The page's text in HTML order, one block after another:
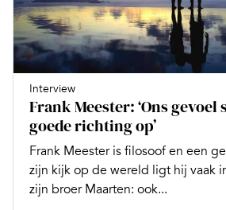
Interview
Frank Meester: ‘Ons gevoel
goede richting op’
Frank Meester is filosoof en een
zijn kijk op de wereld ligt hij vaak
zijn broer Maarten: ook...